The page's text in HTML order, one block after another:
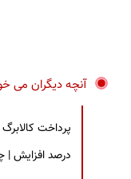
آنچه دیگران می
درصد افزایش |